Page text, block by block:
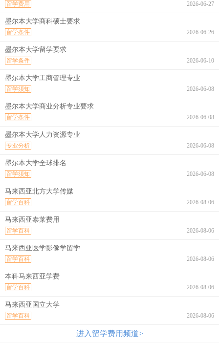
2026-06-27
留学费用
墨尔本大学商科硕士要求
2026-06-26
留学条件
墨尔本大学留学要求
2026-06-10
留学条件
墨尔本大学工商管理专业
2026-06-08
留学须知
墨尔本大学商业分析专业要求
2026-06-08
留学条件
墨尔本大学人力资源专业
2026-06-08
专业分析
墨尔本大学全球排名
2026-06-08
留学须知
马来西亚北方大学传媒
2026-08-06
留学百科
马来西亚泰莱费用
2026-08-06
留学百科
马来西亚医学影像学留学
2026-08-06
留学百科
本科马来西亚学费
2026-08-06
留学百科
马来西亚国立大学
2026-08-06
留学百科
进入留学费用频道>